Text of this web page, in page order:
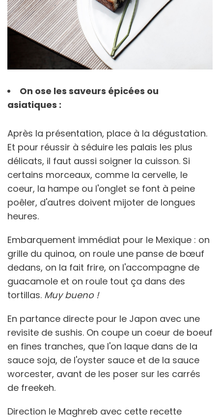
On ose les saveurs épicées ou
asiatiques :
Après la présentation, place à la dégustation.
Et pour réussir à séduire les palais les plus
délicats, il faut aussi soigner la cuisson. Si
certains morceaux, comme la cervelle, le
coeur, la hampe ou l'onglet se font à peine
poêler, d'autres doivent mijoter de longues
heures.
Embarquement immédiat pour le Mexique : on
grille du quinoa, on roule une panse de bœuf
dedans, on la fait frire, on l'accompagne de
guacamole et on roule tout ça dans des
tortillas. Muy bueno !
En partance directe pour le Japon avec une
revisite de sushis. On coupe un coeur de boeuf
en fines tranches, que l'on laque dans de la
sauce soja, de l'oyster sauce et de la sauce
worcester, avant de les poser sur les carrés
de freekeh.
Direction le Maghreb avec cette recette